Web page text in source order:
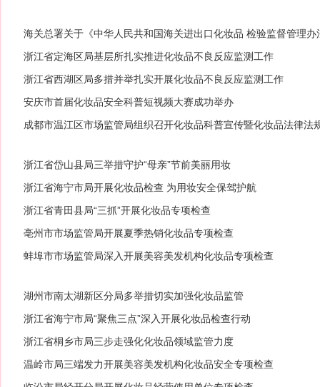
海关总署关于《中华人民共和国海关进出口化妆品 检验监督管理
浙江省定海区局基层所扎实推进化妆品不良反应监测工作
浙江省西湖区局多措并举扎实开展化妆品不良反应监测工作
安庆市首届化妆品安全科普短视频大赛成功举办
成都市温江区市场监管局组织召开化妆品科普宣传暨化妆品法律法
浙江省岱山县局三举措守护“母亲”节前美丽用妆
浙江省海宁市局开展化妆品检查 为用妆安全保驾护航
浙江省青田县局“三抓”开展化妆品专项检查
亳州市市场监管局开展夏季热销化妆品专项检查
蚌埠市市场监管局深入开展美容美发机构化妆品专项检查
湖州市南太湖新区分局多举措切实加强化妆品监管
浙江省海宁市局“聚焦三点”深入开展化妆品检查行动
浙江省桐乡市局三步走强化化妆品领域监管力度
温岭市局三端发力开展美容美发机构化妆品安全专项检查